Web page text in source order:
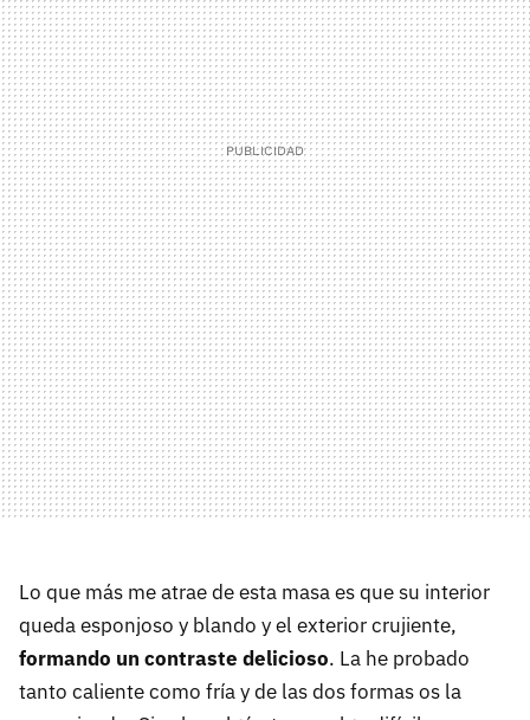
Lo que más me atrae de esta masa es que su interior
queda esponjoso y blando y el exterior crujiente,
formando un contraste delicioso. La he probado
tanto caliente como fría y de las dos formas os la